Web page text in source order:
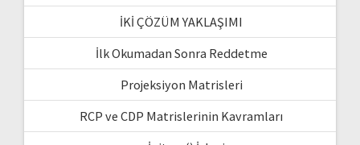
İKİ ÇÖZÜM YAKLAŞIMI
İlk Okumadan Sonra Reddetme
Projeksiyon Matrisleri
RCP ve CDP Matrislerinin Kavramları